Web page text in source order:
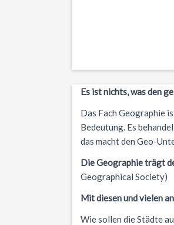
Es ist nichts, was den
Das Fach Geographie
Bedeutung. Es
das macht den Geo-
Die Geographie trägt
Geographical Society)
Mit diesen und vielen
Wie sollen die Städte